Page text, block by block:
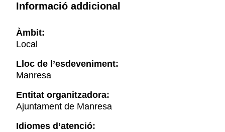
Informació addicional
Àmbit:
Local
Lloc de l’esdeveniment:
Manresa
Entitat organitzadora:
Ajuntament de Manresa
Idiomes d’atenció: